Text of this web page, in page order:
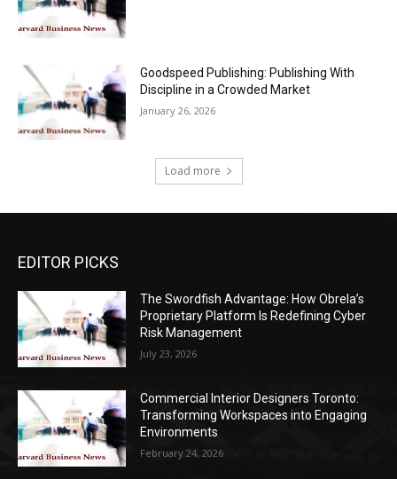
Goodspeed Publishing: Publishing With
Discipline in a Crowded Market
January 26, 2026
Load more
EDITOR PICKS
The Swordfish Advantage: How Obrela’s
Proprietary Platform Is Redefining Cyber
Risk Management
July 23, 2026
Commercial Interior Designers Toronto:
Transforming Workspaces into Engaging
Environments
February 24, 2026